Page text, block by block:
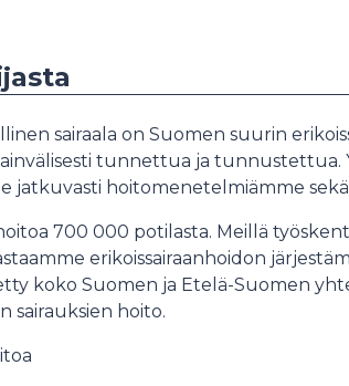
sairaala on Suomen suurin
tunnettua ja tunnustettua.
jatkuvasti hoitomenetelmiämme
700 000 potilasta. Meillä
erikoissairaanhoidon
koko Suomen ja Etelä-Suomen
sairauksien hoito.